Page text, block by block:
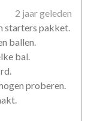
2 jaar geleden
starters pakket.
ballen.
bal.
proberen.